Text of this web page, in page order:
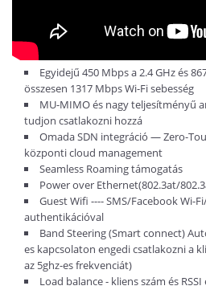
Egyidejű 450 Mbps a 2.4 GHz és
összesen 1317 Mbps Wi-Fi sebesség
MU-MIMO és nagy teljesítményű
tudjon csatlakozni hozzá
Omada SDN integráció — Zero-
központi cloud management
Seamless Roaming támogatás
Power over Ethernet(802.3at/
Guest Wifi ---- SMS/Facebook Wi-
authentikációval
Band Steering (Smart connect)
es kapcsolaton engedi csatlakozni a
az 5ghz-es frekvenciát)
Load balance - kliens szám és